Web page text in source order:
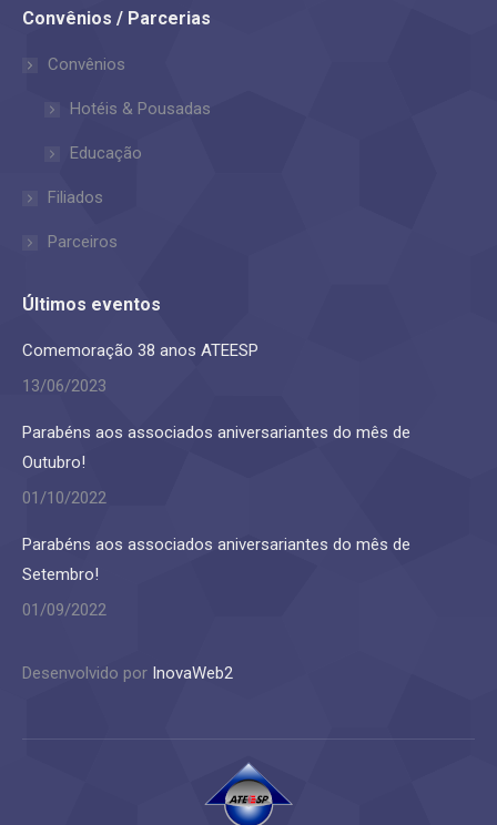
opens
window
opens
window
Convênios / Parcerias
Convênios
Hotéis & Pousadas
Educação
Filiados
Parceiros
Últimos eventos
Comemoração 38 anos ATEESP
13/06/2023
Parabéns aos associados aniversariantes do mês de
Outubro!
01/10/2022
Parabéns aos associados aniversariantes do mês de
Setembro!
01/09/2022
Desenvolvido por InovaWeb2